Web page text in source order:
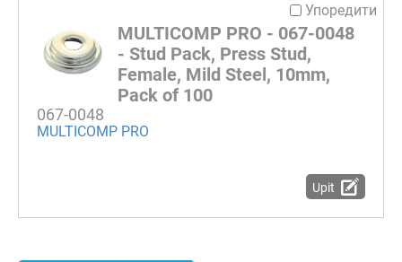
Упоредити
MULTICOMP PRO - 067-0048
- Stud Pack, Press Stud,
Female, Mild Steel, 10mm,
Pack of 100
067-0048
MULTICOMP PRO
Upit